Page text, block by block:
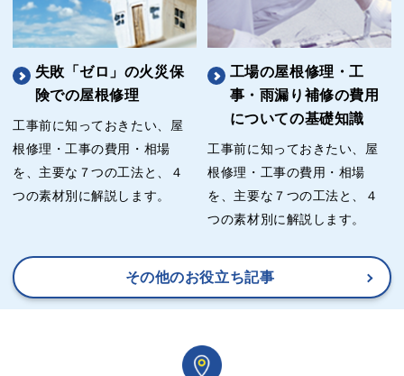
失敗「ゼロ」の火災保
険での屋根修理
工事前に知っておきたい、屋
根修理・工事の費用・相場
を、主要な７つの工法と、４
つの素材別に解説します。
工場の屋根修理・工
事・雨漏り補修の費用
についての基礎知識
工事前に知っておきたい、屋
根修理・工事の費用・相場
を、主要な７つの工法と、４
つの素材別に解説します。
その他のお役立ち記事